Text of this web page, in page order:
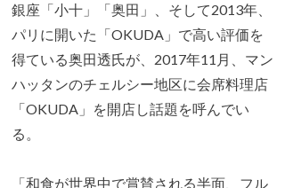
銀座「小十」「奥田」、そして2013年、
パリに開いた「OKUDA」で高い評価を
得ている奥田透氏が、2017年11月、マン
ハッタンのチェルシー地区に会席料理店
「OKUDA」を開店し話題を呼んでい
る。
「和食が世界中で賞賛される半面、フル